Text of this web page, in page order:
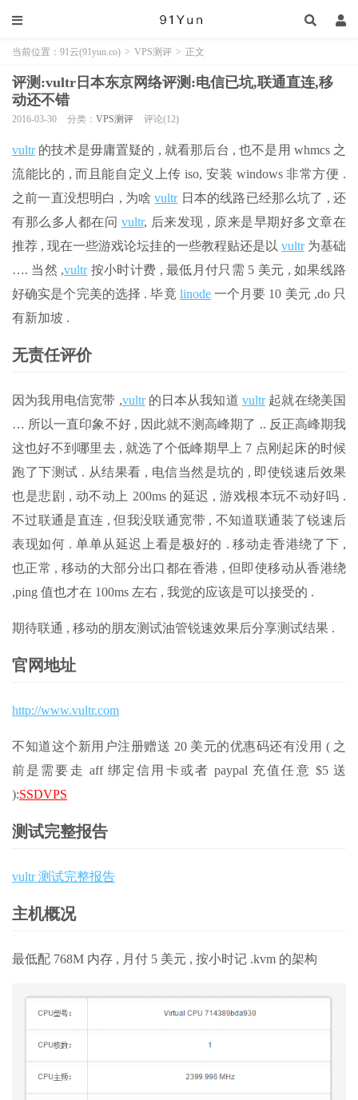
当前位置： 91云(91yun.co) > VPS测评 > 正文
评测:vultr日本东京网络评测:电信已坑,联通直连,移
动还不错
2016-03-30 分类： VPS测评 评论(12)
vultr的技术是毋庸置疑的 , 就看那后台 , 也不是用 whmcs 之
流能比的 , 而且能自定义上传 iso, 安装 windows 非常方便 .
之前一直没想明白 , 为啥vultr日本的线路已经那么坑了 , 还
有那么多人都在问vultr, 后来发现 , 原来是早期好多文章在
推荐 , 现在一些游戏论坛挂的一些教程贴还是以 vultr为基础
…. 当然 ,vultr按小时计费 , 最低月付只需 5 美元 , 如果线路
好确实是个完美的选择 . 毕竟 linode一个月要 10 美元 ,do 只
有新加坡 .
无责任评价
因为我用电信宽带 ,vultr的日本从我知道 vultr起就在绕美国
… 所以一直印象不好 , 因此就不测高峰期了 .. 反正高峰期我
这也好不到哪里去 , 就选了个低峰期早上 7 点刚起床的时候
跑了下测试 . 从结果看 , 电信当然是坑的 , 即使锐速后效果
也是悲剧 , 动不动上 200ms 的延迟 , 游戏根本玩不动好吗 .
不过联通是直连 , 但我没联通宽带 , 不知道联通装了锐速后
表现如何 . 单单从延迟上看是极好的 . 移动走香港绕了下 ,
也正常 , 移动的大部分出口都在香港 , 但即使移动从香港绕
,ping 值也才在 100ms 左右 , 我觉的应该是可以接受的 .
期待联通 , 移动的朋友测试油管锐速效果后分享测试结果 .
官网地址
http://www.vultr.com
不知道这个新用户注册赠送 20 美元的优惠码还有没用 ( 之
前是需要走 aff 绑定信用卡或者 paypal 充值任意 $5 送
):SSDVPS
测试完整报告
vultr 测试完整报告
主机概况
最低配 768M 内存 , 月付 5 美元 , 按小时记 .kvm 的架构